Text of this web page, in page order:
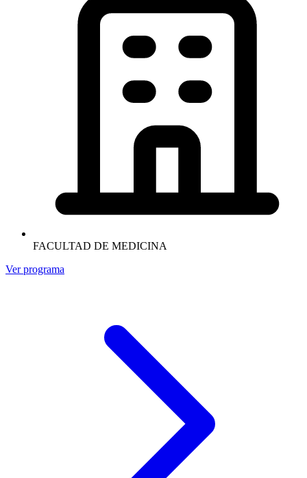
FACULTAD DE MEDICINA
Ver programa